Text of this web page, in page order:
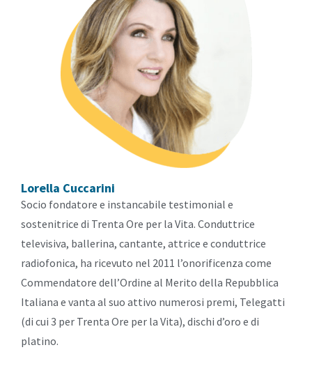
Lorella Cuccarini
Socio fondatore e instancabile testimonial e
sostenitrice di Trenta Ore per la Vita. Conduttrice
televisiva, ballerina, cantante, attrice e conduttrice
radiofonica, ha ricevuto nel 2011 l’onorificenza come
Commendatore dell’Ordine al Merito della Repubblica
Italiana e vanta al suo attivo numerosi premi, Telegatti
(di cui 3 per Trenta Ore per la Vita), dischi d’oro e di
platino.